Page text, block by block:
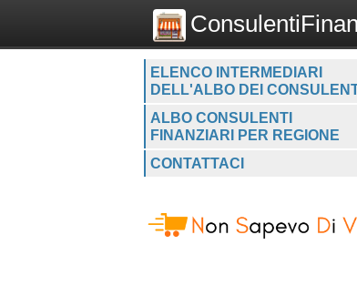
ELENCO INTERMEDIARI
DELL'ALBO DEI
ALBO CONSULENTI
FINANZIARI PER REGIONE
CONTATTACI